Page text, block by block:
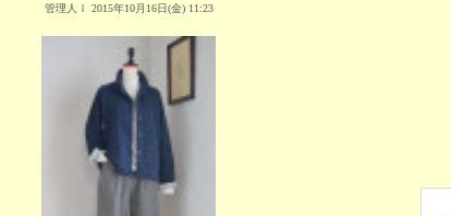
管理人Ｉ 2015年10月16日(金) 11:23